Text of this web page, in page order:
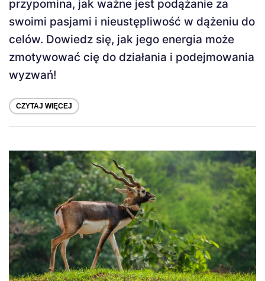
przypomina, jak ważne jest podążanie za
swoimi pasjami i nieustępliwość w dążeniu do
celów. Dowiedz się, jak jego energia może
zmotywować cię do działania i podejmowania
wyzwań!
CZYTAJ WIĘCEJ